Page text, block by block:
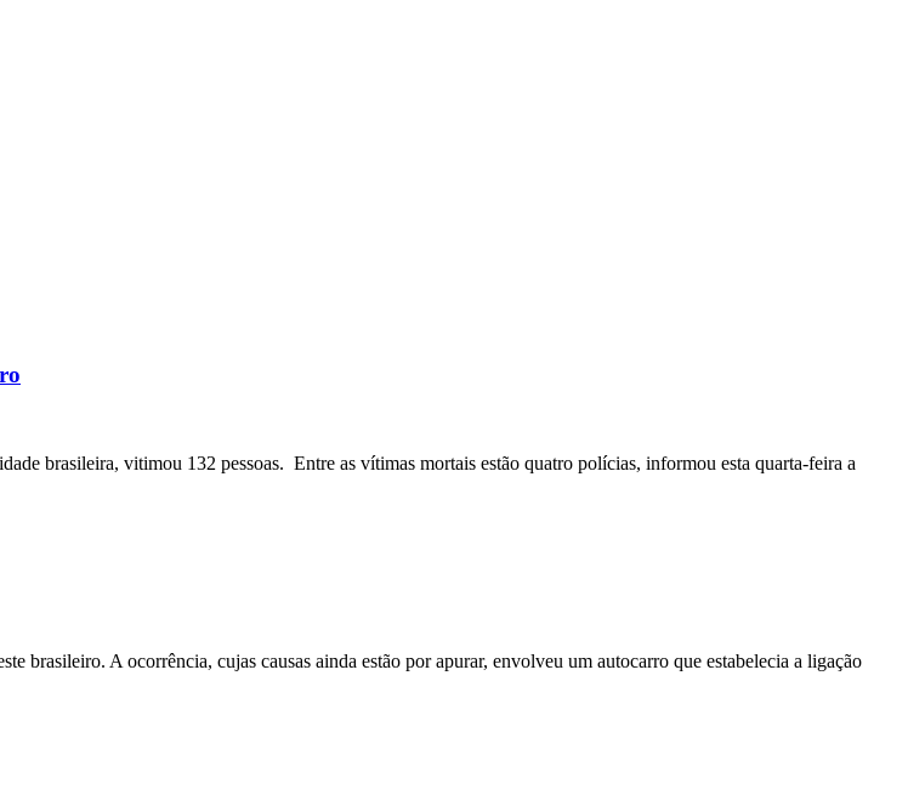
brasileira, vitimou 132 pessoas. Entre as vítimas mortais estão quatro polícias, informou esta quarta-feira a
brasileiro. A ocorrência, cujas causas ainda estão por apurar, envolveu um autocarro que estabelecia a ligação